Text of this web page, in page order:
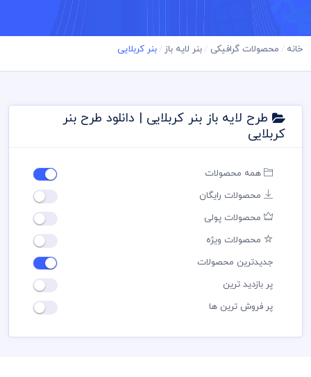
خانه محصولات گرافیکی بنر لایه باز بنر کربلایی
طرح لایه باز بنر کربلایی | دانلود طرح بنر
کربلایی
همه محصولات
محصولات رایگان
محصولات پولی
محصولات ویژه
جدیدترین محصولات
پر بازدید ترین
پر فروش ترین ها